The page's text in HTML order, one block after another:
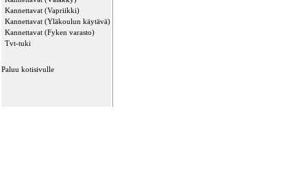
Kannettavat (Vapriikki)
Kannettavat (Yläkoulun käytävä)
Kannettavat (Fyken varasto)
Tvt-tuki
Paluu kotisivulle